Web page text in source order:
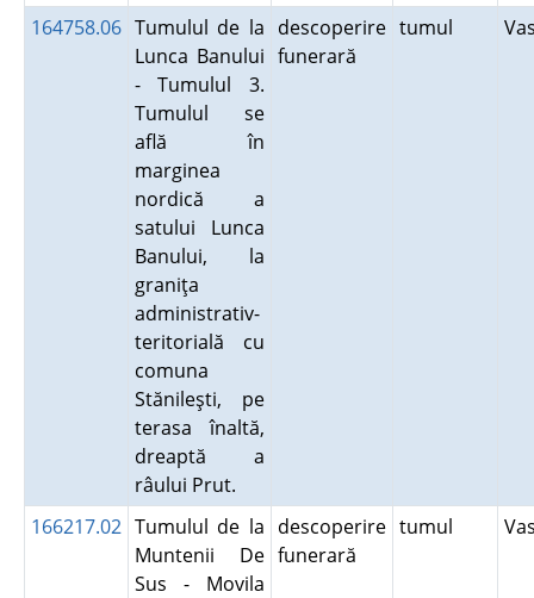
164758.06 Tumulul de la
Lunca Banului
- Tumulul 3.
Tumulul se
află în
marginea
nordică a
satului Lunca
Banului, la
graniţa
administrativ-
teritorială cu
comuna
Stănileşti, pe
terasa înaltă,
dreaptă a
râului Prut.
descoperire
funerară
tumul
166217.02 Tumulul de la
Muntenii De
Sus - Movila
descoperire
funerară
tumul